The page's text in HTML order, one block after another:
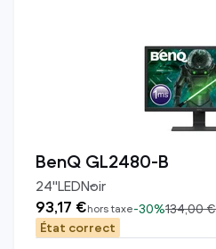
BenQ GL2480-B
24"LEDNoir
93,17 €hors taxe-30%134,00 €
État correct